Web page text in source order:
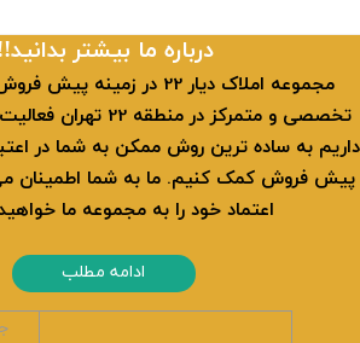
​​درباره ما بیشتر
مجموعه املاک دیار 22 در
تخصصی و متمرکز در
داریم به ساده ترین روش ممکن به شما در
پیش فروش کمک کنیم. ما به شما اطمینان
اعتماد خود را به مجموعه ما
ادامه مطلب